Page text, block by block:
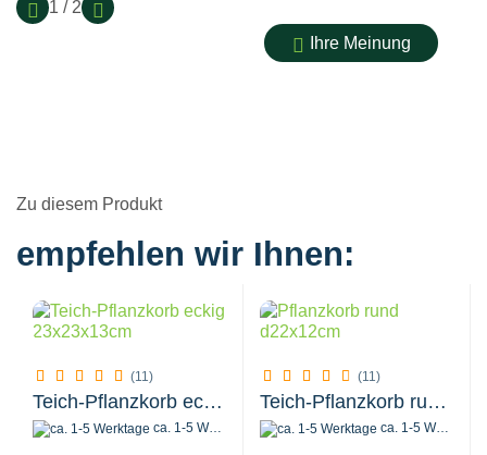
1 / 2
Ihre Meinung
Zu diesem Produkt
empfehlen wir Ihnen:
(11)
Teich-Pflanzkorb eckig 23 x 23 x 13 cm
ca. 1-5 Werktage
(11)
Teich-Pflanzkorb rund d22 x 12 cm
ca. 1-5 Werktage